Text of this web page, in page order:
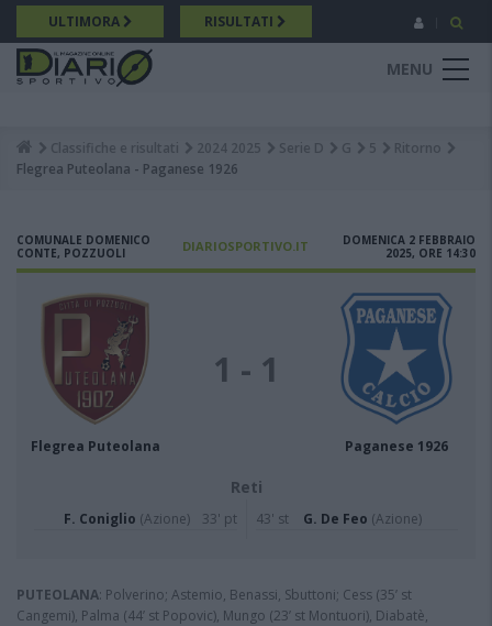
Salta
al
contenuto
principale
ULTIMORA RISULTATI
MENU
Breadcrumb
Classifiche e risultati 2024 2025 Serie D G 5
Ritorno
Flegrea Puteolana - Paganese 1926
COMUNALE DOMENICO
CONTE, POZZUOLI
DIARIOSPORTIVO.IT
DOMENICA 2 FEBBRAIO
2025, ORE 14:30
Flegrea Puteolana
1 - 1
Paganese 1926
Reti
F. Coniglio (Azione) 33' pt 43' st G. De Feo (Azione)
PUTEOLANA: Polverino; Astemio, Benassi, Sbuttoni; Cess (35’ st
Cangemi), Palma (44’ st Popovic), Mungo (23’ st Montuori), Diabatè,